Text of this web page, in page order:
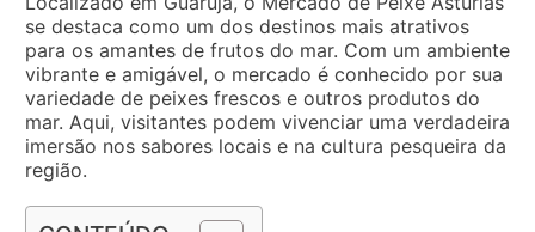
se destaca como um dos destinos mais atrativos
para os amantes de frutos do mar. Com um ambiente
vibrante e amigável, o mercado é conhecido por sua
variedade de peixes frescos e outros produtos do
mar. Aqui, visitantes podem vivenciar uma verdadeira
imersão nos sabores locais e na cultura pesqueira da
região.